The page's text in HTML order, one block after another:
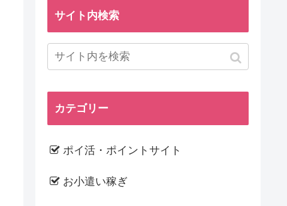
サイト内検索
カテゴリー
ポイ活・ポイントサイト
お小遣い稼ぎ